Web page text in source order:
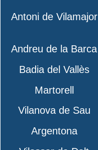
Antoni de Vilamajor
Andreu de la Barca
Badia del Vallès
Martorell
Vilanova de Sau
Argentona